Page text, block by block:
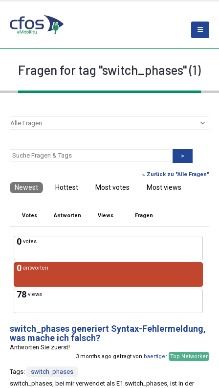
Fragen for tag "switch_phases" (1)
>
« Zurück zu "Alle Fragen"
Newest Hottest Most votes Most views
Votes Antworten Views Fragen
0 votes
0 antworten
78 views
switch_phases generiert Syntax-Fehlermeldung,
was mache ich falsch?
Antworten Sie zuerst!
3 months ago gefragt von baertiger Top Networker
Tags:
switch_phases
switch_phases, bei mir verwendet als E1.switch_phases, ist in der